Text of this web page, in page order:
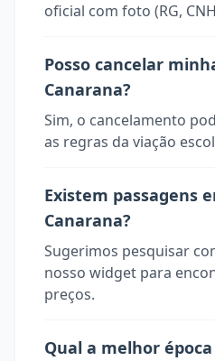
oficial com foto (RG,
Posso cancelar
Canarana?
Sim, o cancelamento
as regras da viação
Existem passagens
Canarana?
Sugerimos pesquisar
nosso widget para
preços.
Qual a melhor